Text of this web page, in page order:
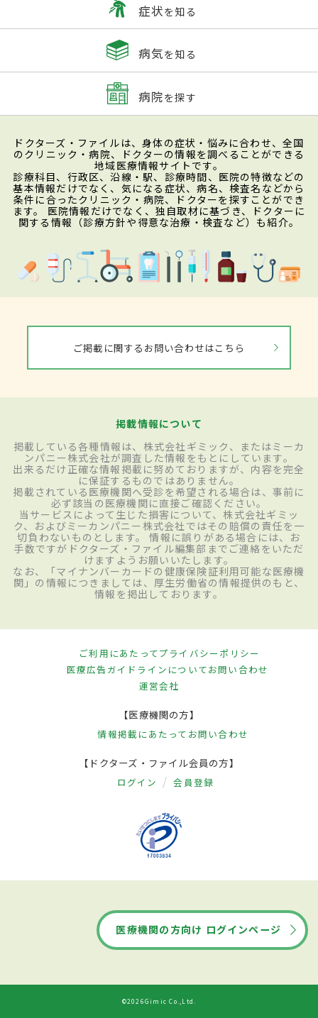
症状を知る
病気を知る
病院を探す
ドクターズ・ファイルは、身体の症状・悩みに合わせ、全国
のクリニック・病院、ドクターの情報を調べることができる
地域医療情報サイトです。
診療科目、行政区、沿線・駅、診療時間、医院の特徴などの
基本情報だけでなく、気になる症状、病名、検査名などから
条件に合ったクリニック・病院、ドクターを探すことができ
ます。 医院情報だけでなく、独自取材に基づき、ドクターに
関する情報（診療方針や得意な治療・検査など）も紹介。
ご掲載に関するお問い合わせはこちら
掲載情報について
掲載している各種情報は、株式会社ギミック、またはミーカ
ンパニー株式会社が調査した情報をもとにしています。
出来るだけ正確な情報掲載に努めておりますが、内容を完全
に保証するものではありません。
掲載されている医療機関へ受診を希望される場合は、事前に
必ず該当の医療機関に直接ご確認ください。
当サービスによって生じた損害について、株式会社ギミッ
ク、およびミーカンパニー株式会社ではその賠償の責任を一
切負わないものとします。 情報に誤りがある場合には、お
手数ですがドクターズ・ファイル編集部までご連絡をいただ
けますようお願いいたします。
なお、「マイナンバーカードの健康保険証利用可能な医療機
関」の情報につきましては、厚生労働省の情報提供のもと、
情報を掲出しております。
ご利用にあたってプライバシーポリシー
医療広告ガイドラインについてお問い合わせ
運営会社
【医療機関の方】
情報掲載にあたって お問い合わせ
【ドクターズ・ファイル会員の方】
ログイン 会員登録
医療機関の方向け ログインページ
©2026Gimic Co.,Ltd.